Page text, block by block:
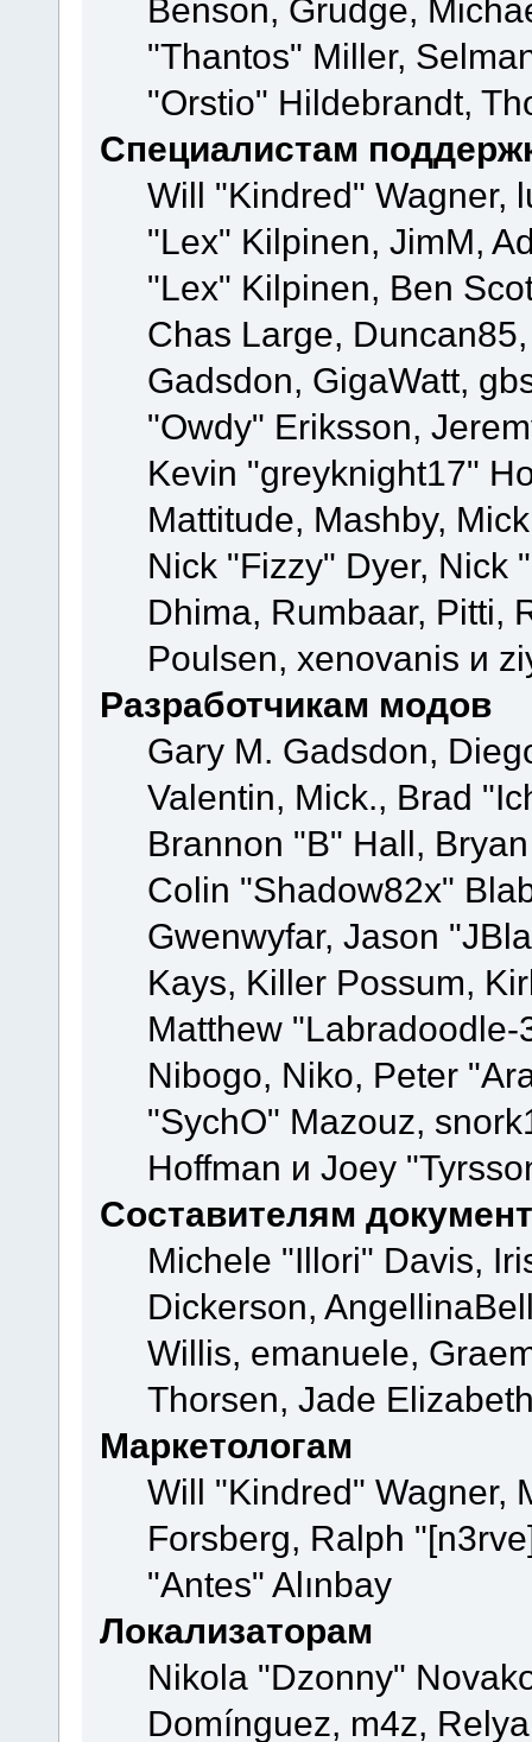
Benson, Grudge,
"Thantos" Miller,
"Orstio" Hildebrandt,
Специалистам
Will "Kindred" Wagner,
"Lex" Kilpinen, JimM,
"Lex" Kilpinen, Ben
Chas Large,
Gadsdon, GigaWatt,
"Owdy" Eriksson,
Kevin "greyknight17"
Mattitude, Mashby,
Nick "Fizzy" Dyer, Nick
Dhima, Rumbaar, Pitti,
Poulsen, xenovanis и
Разработчикам модов
Gary M. Gadsdon,
Valentin, Mick., Brad
Brannon "B" Hall,
Colin "Shadow82x"
Gwenwyfar, Jason
Kays, Killer Possum,
Matthew
Nibogo, Niko, Peter
"SychO" Mazouz,
Hoffman и Joey
Составителям
Michele "Illori" Davis,
Dickerson,
Willis, emanuele,
Thorsen, Jade
Маркетологам
Will "Kindred" Wagner,
Forsberg, Ralph
"Antes" Alınbay
Локализаторам
Nikola "Dzonny"
Domínguez, m4z,